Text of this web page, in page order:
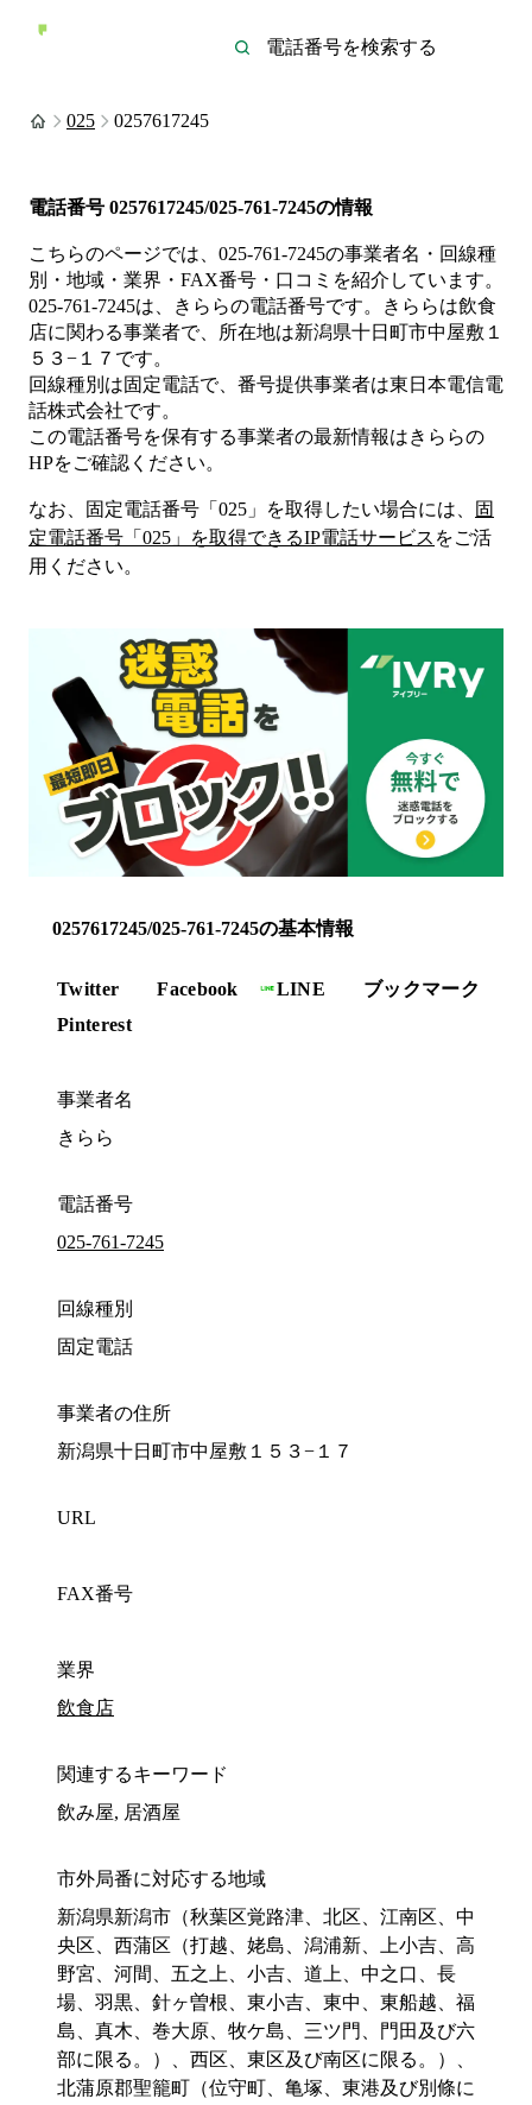
025 0257617245
電話番号 0257617245/025-761-7245の情報
こちらのページでは、 025-761-7245の事業者名・回線種
別・地域・業界・FAX番号・口コミを紹介しています。
025-761-7245は、 きららの電話番号です。 きららは飲食
店に関わる事業者で、所在地は新潟県十日町市中屋敷１
５３−１７ です。
回線種別は固定電話で、番号提供事業者は東日本電信電
話株式会社です。
この電話番号を保有する事業者の最新情報はきららの
HPをご確認ください。
なお、固定電話番号「 025 」を取得したい場合には、
固
定電話番号「 025 」を取得できるIP電話サービス をご活
用ください。
0257617245/025-761-7245の基本情報
Twitter Facebook LINE
ブックマーク
Pinterest
事業者名
きらら
電話番号
025-761-7245
回線種別
固定電話
事業者の住所
新潟県十日町市中屋敷１５３−１７
URL
FAX番号
業界
飲食店
関連するキーワード
飲み屋, 居酒屋
市外局番に対応する地域
新潟県新潟市（秋葉区覚路津、北区、江南区、中
央区、西蒲区（打越、姥島、潟浦新、上小吉、高
野宮、河間、五之上、小吉、道上、中之口、長
場、羽黒、針ヶ曽根、東小吉、東中、東船越、福
島、真木、巻大原、牧ケ島、三ツ門、門田及び六
部に限る。）、西区、東区及び南区に限る。）、
北蒲原郡聖籠町（位守町、亀塚、東港及び別條に